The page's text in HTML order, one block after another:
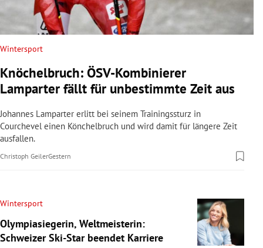
Wintersport
Knöchelbruch: ÖSV-Kombinierer
Lamparter fällt für unbestimmte Zeit aus
Johannes Lamparter erlitt bei seinem Trainingssturz in
Courchevel einen Könchelbruch und wird damit für längere Zeit
ausfallen.
Christoph GeilerGestern
Wintersport
Olympiasiegerin, Weltmeisterin:
Schweizer Ski-Star beendet Karriere